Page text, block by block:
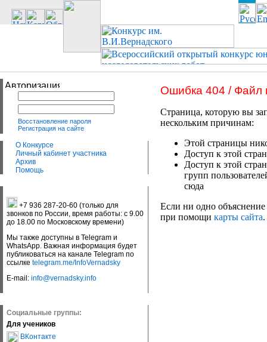
Восстановление пароля
Регистрация на сайте
О Конкурсе
Личный кабинет участника
Архив
Помощь
+7 936 287-20-60 (только для
звонков по России, время работы: с 9.00
до 18.00 по Московскому времени)
Мы также доступны в Telegram и
WhatsApp. Важная информация будет
публиковаться на канале Telegram по
ссылке telegram.me/InfoVernadsky
E-mail: info@vernadsky.info
Социальные группы:
Для учеников
ВКонтакте
Ошибка 404 / Файл
Страница, которую вы
нескольким причинам:
Этой страницы
Доступ к этой
Доступ к этой
групп
сюда
Если ни одно объяснение
при помощи карты сайта.